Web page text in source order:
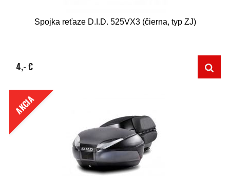
Spojka reťaze D.I.D. 525VX3 (čierna, typ ZJ)
4,- €
AKCIA